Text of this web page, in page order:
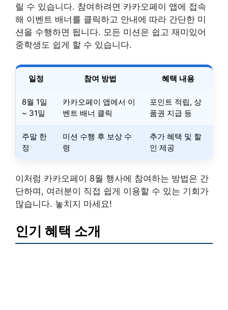
릴 수 있습니다. 참여하려면 카카오페이 앱에 접속
해 이벤트 배너를 클릭하고 안내에 따라 간단한 미
션을 수행하면 됩니다. 모든 미션은 쉽고 재미있어
중학생도 쉽게 할 수 있습니다.
일정 참여 방법 혜택 내용
8월 1일
~ 31일
카카오페이 앱에서 이
벤트 배너 클릭
포인트 적립, 상
품권 지급 등
주말 한
정
미션 수행 후 보상 수
령
추가 혜택 및 할
인 제공
이처럼 카카오페이 8월 행사에 참여하는 방법은 간
단하며, 여러분이 직접 쉽게 이용할 수 있는 기회가
많습니다. 놓치지 마세요!
인기 혜택 소개